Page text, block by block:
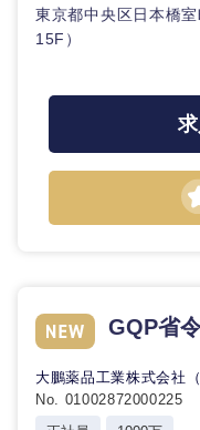
東京都中央区日本橋
15F）
GQP省
大鵬薬品工業株式会社
No. 01002872000225